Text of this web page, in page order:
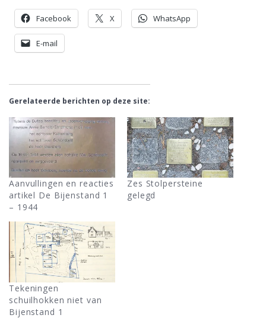
Facebook X WhatsApp
E-mail
Gerelateerde berichten op deze site:
Aanvullingen en reacties
artikel De Bijenstand 1
– 1944
Zes Stolpersteine
gelegd
Tekeningen
schuilhokken niet van
Bijenstand 1